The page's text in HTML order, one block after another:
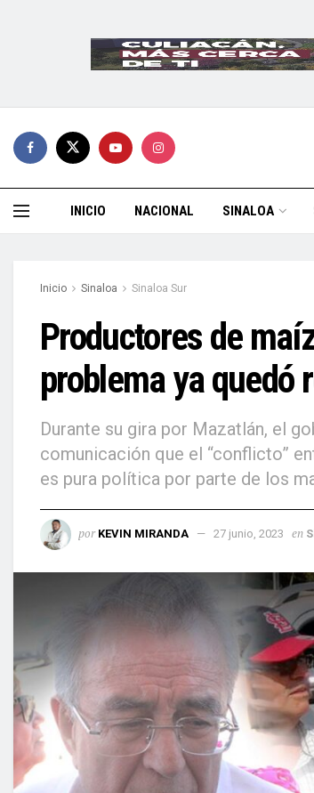
INICIO NACIONAL SINALOA
Inicio Sinaloa Sinaloa Sur
Productores de
problema ya quedó
Durante su gira por Mazatlán, el
comunicación que el “conflicto”
es pura política por parte de los
por KEVIN MIRANDA 27 junio, 2023 en